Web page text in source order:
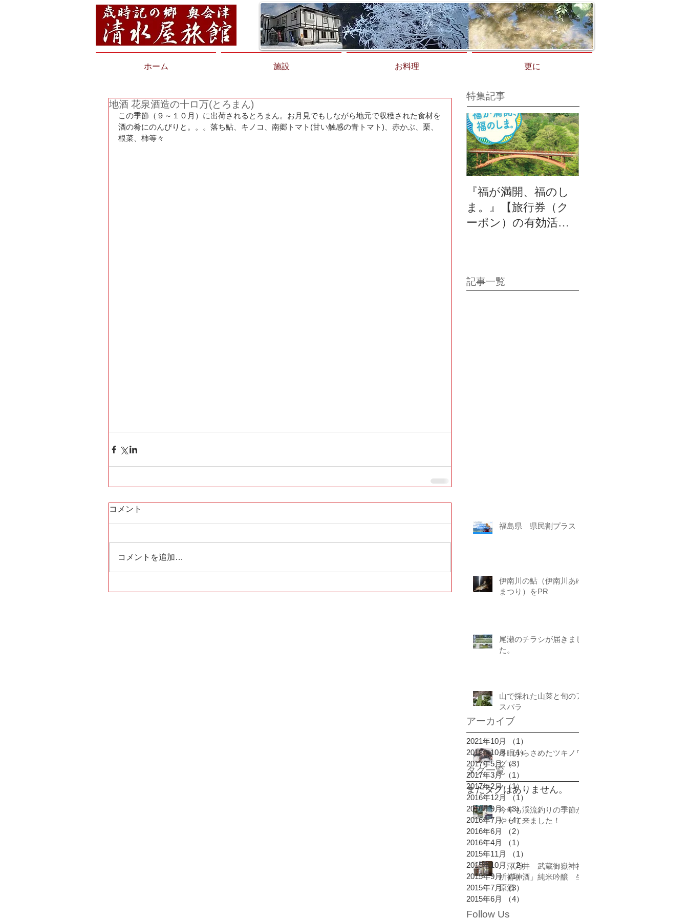
ホーム 施設 お料理 更に
地酒 花泉酒造の十ロ万(とろまん)
この季節（９～１０月）に出荷されるとろまん。お月見でもしながら地元で収穫された食材を
酒の肴にのんびりと。。。落ち鮎、キノコ、南郷トマト(甘い触感の青トマト)、赤かぶ、栗、
根菜、柿等々
コメント
コメントを追加…
特集記事
『福が満開、福のし
ま。』【旅行券（ク
ーポン）の有効活用
記事一覧
福島県 県民割プラス
伊南川の鮎（伊南川あゆ
まつり）をPR
尾瀬のチラシが届きまし
た。
山で採れた山菜と旬のア
スパラ
冬眠からさめたツキノワ
グマ！
今年も渓流釣りの季節が
やって来ました！
「澤乃井 武蔵御嶽神社
祈祷神酒」純米吟醸 生
原酒
Follow Us
まだタグはありません。
タグ一覧
2021年10月 （1）
2018年10月 （1）1件の記事
2017年5月 （3）
2017年3月 （1）
2017年2月 （1） 1件の記事
2016年12月
（1）
2016年9月 （3）3件の記事
2016年7月 （4）4件の記事
2016年6月
（2）
2016年4月
（1）
2015年11月
（1）
2015年10月 （2）2件の記事
2015年9月 （1）1件の記事
2015年7月 （3）
2015年6月
（4）
アーカイブ